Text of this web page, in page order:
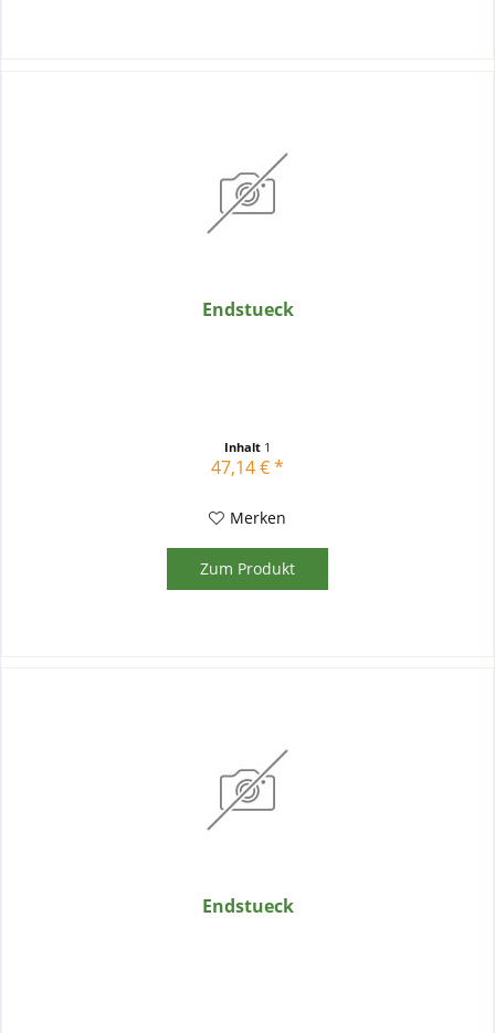
Endstueck
Inhalt 1
47,14 € *
Merken
Zum Produkt
Endstueck